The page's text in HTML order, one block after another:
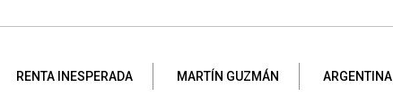
RENTA INESPERADA MARTÍN GUZMÁN ARGENTINA